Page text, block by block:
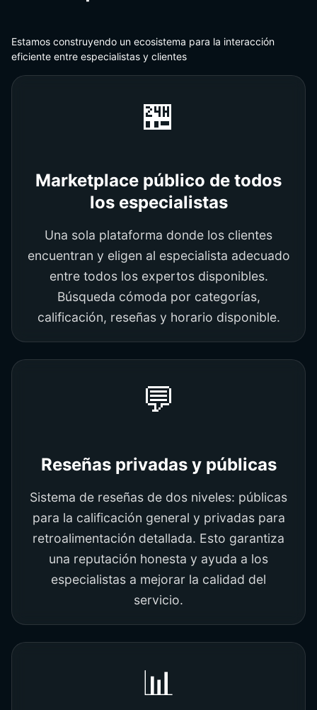
Estamos construyendo un ecosistema para la interacción
eficiente entre especialistas y clientes
🏪
Marketplace público de todos
los especialistas
Una sola plataforma donde los clientes
encuentran y eligen al especialista adecuado
entre todos los expertos disponibles.
Búsqueda cómoda por categorías,
calificación, reseñas y horario disponible.
💬
Reseñas privadas y públicas
Sistema de reseñas de dos niveles: públicas
para la calificación general y privadas para
retroalimentación detallada. Esto garantiza
una reputación honesta y ayuda a los
especialistas a mejorar la calidad del
servicio.
📊